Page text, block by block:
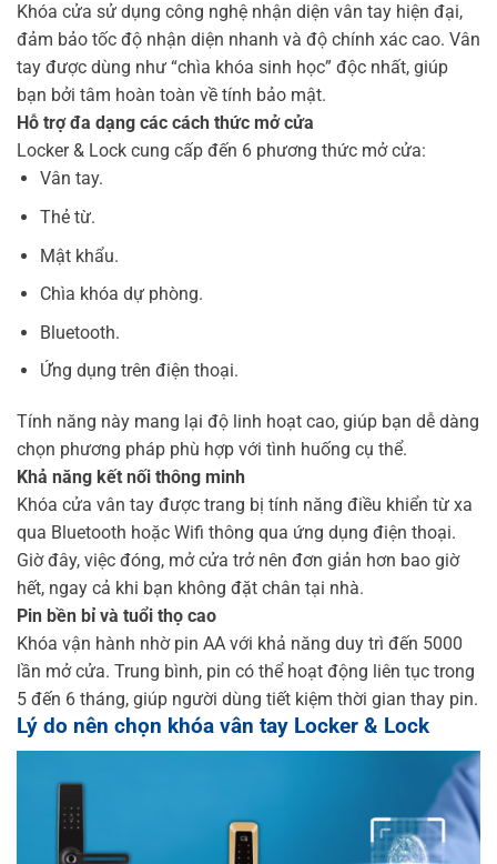
Khóa cửa sử dụng công nghệ nhận diện vân tay hiện đại,
đảm bảo tốc độ nhận diện nhanh và độ chính xác cao. Vân
tay được dùng như “chìa khóa sinh học” độc nhất, giúp
bạn bởi tâm hoàn toàn về tính bảo mật.
Hỗ trợ đa dạng các cách thức mở cửa
Locker & Lock cung cấp đến 6 phương thức mở cửa:
Vân tay.
Thẻ từ.
Mật khẩu.
Chìa khóa dự phòng.
Bluetooth.
Ứng dụng trên điện thoại.
Tính năng này mang lại độ linh hoạt cao, giúp bạn dễ dàng
chọn phương pháp phù hợp với tình huống cụ thể.
Khả năng kết nối thông minh
Khóa cửa vân tay được trang bị tính năng điều khiển từ xa
qua Bluetooth hoặc Wifi thông qua ứng dụng điện thoại.
Giờ đây, việc đóng, mở cửa trở nên đơn giản hơn bao giờ
hết, ngay cả khi bạn không đặt chân tại nhà.
Pin bền bỉ và tuổi thọ cao
Khóa vận hành nhờ pin AA với khả năng duy trì đến 5000
lần mở cửa. Trung bình, pin có thể hoạt động liên tục trong
5 đến 6 tháng, giúp người dùng tiết kiệm thời gian thay pin.
Lý do nên chọn khóa vân tay Locker & Lock